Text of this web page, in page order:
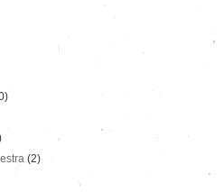
(2)